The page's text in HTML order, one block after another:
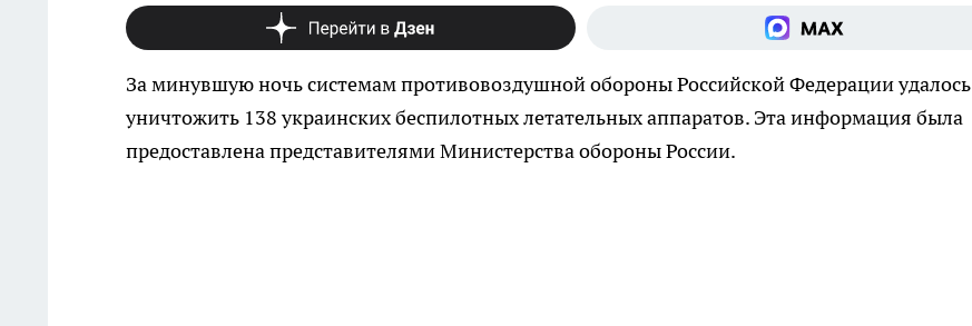
За минувшую ночь системам противовоздушной обороны Российской Федерации удалось
уничтожить 138 украинских беспилотных летательных аппаратов. Эта информация была
предоставлена представителями Министерства обороны России.